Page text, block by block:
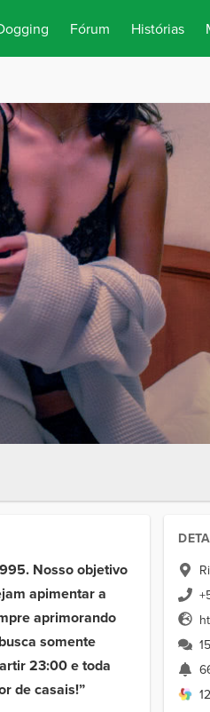
Fórum Histórias
Nosso objetivo
apimentar a
aprimorando
somente
23:00 e toda
de casais!”